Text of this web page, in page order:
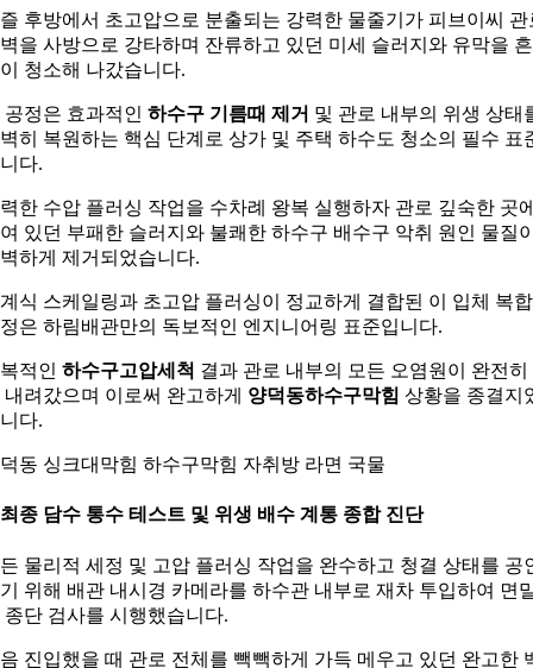
후방에서 초고압으로 분출되는 강력한 물줄기가 피브이씨 관
을 사방으로 강타하며 잔류하고 있던 미세 슬러지와 유막을
청소해 나갔습니다.
공정은 효과적인 하수구 기름때 제거 및 관로 내부의 위생 상태
히 복원하는 핵심 단계로 상가 및 주택 하수도 청소의 필수 표
다.
한 수압 플러싱 작업을 수차례 왕복 실행하자 관로 깊숙한 곳
있던 부패한 슬러지와 불쾌한 하수구 배수구 악취 원인 물질
하게 제거되었습니다.
식 스케일링과 초고압 플러싱이 정교하게 결합된 이 입체 복합
은 하림배관만의 독보적인 엔지니어링 표준입니다.
적인 하수구고압세척 결과 관로 내부의 모든 오염원이 완전히
내려갔으며 이로써 완고하게 양덕동하수구막힘 상황을 종결지
다.
동 싱크대막힘 하수구막힘 자취방 라면 국물
종 담수 통수 테스트 및 위생 배수 계통 종합 진단
물리적 세정 및 고압 플러싱 작업을 완수하고 청결 상태를 공
위해 배관 내시경 카메라를 하수관 내부로 재차 투입하여 면
종단 검사를 시행했습니다.
진입했을 때 관로 전체를 빽빽하게 가득 메우고 있던 완고한